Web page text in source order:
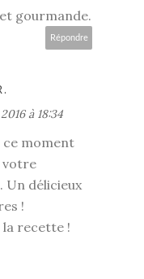
gourmande.
Répondre
à 18:34
moment
votre
Un délicieux
!
recette !